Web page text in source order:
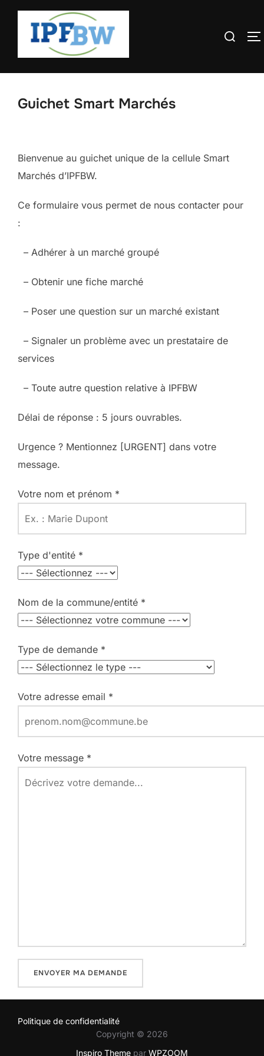
Aller
contenu
Guichet Smart Marchés
Bienvenue au guichet unique de la cellule Smart
Marchés d’IPFBW.
Ce formulaire vous permet de nous contacter pour
:
– Adhérer à un marché groupé
– Obtenir une fiche marché
– Poser une question sur un marché existant
– Signaler un problème avec un prestataire de
services
– Toute autre question relative à IPFBW
Délai de réponse : 5 jours ouvrables.
Urgence ? Mentionnez [URGENT] dans votre
message.
Votre nom et prénom *
Type d'entité *
Nom de la commune/entité *
Type de demande *
Votre adresse email *
Votre message *
Politique de confidentialité
Copyright © 2026
Inspiro Theme par WPZOOM